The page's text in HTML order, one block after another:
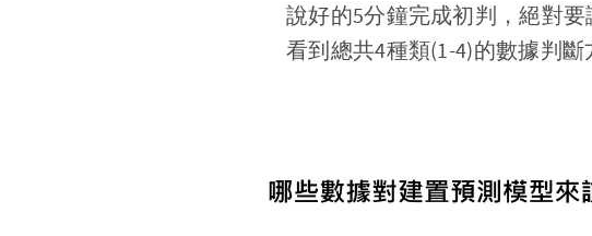
說好的5分鐘完成初判，絕對
看到總共4種類(1-4)的數據判斷